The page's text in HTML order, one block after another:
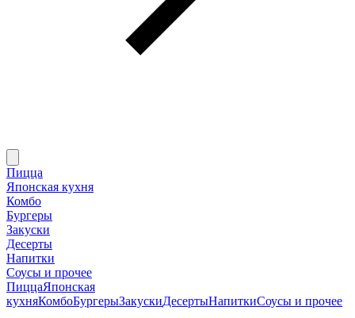
Пицца
Японская кухня
Комбо
Бургеры
Закуски
Десерты
Напитки
Соусы и прочее
ПиццаЯпонская
кухняКомбоБургерыЗакускиДесертыНапиткиСоусы и прочее